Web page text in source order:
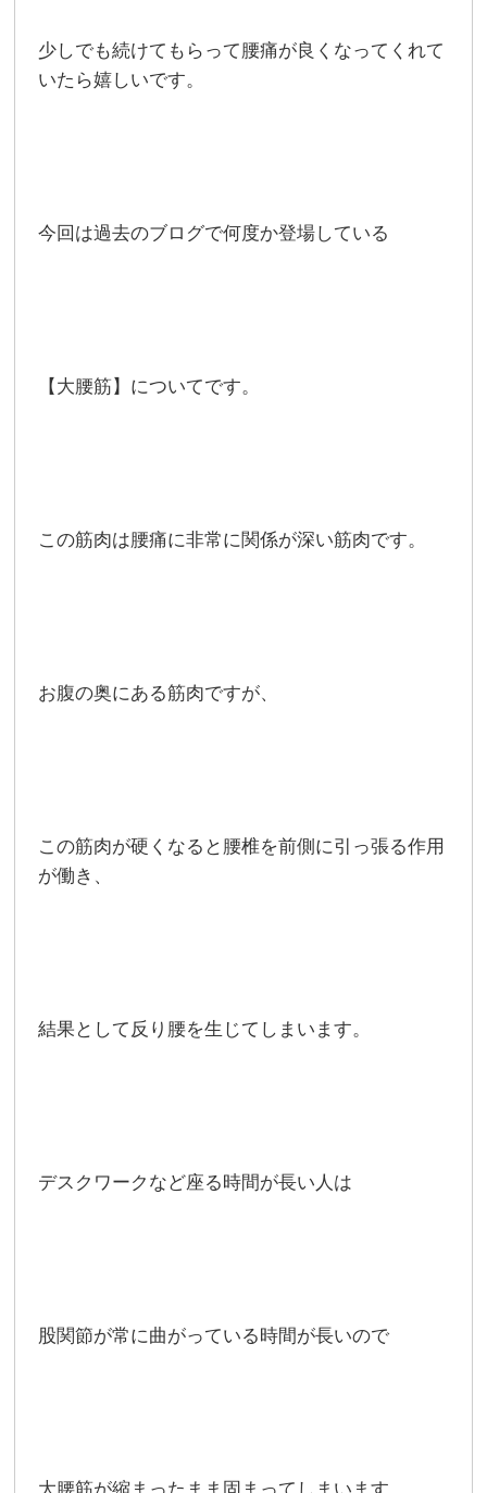
少しでも続けてもらって腰痛が良くなってくれて
いたら嬉しいです。
今回は過去のブログで何度か登場している
【大腰筋】についてです。
この筋肉は腰痛に非常に関係が深い筋肉です。
お腹の奥にある筋肉ですが、
この筋肉が硬くなると腰椎を前側に引っ張る作用
が働き、
結果として反り腰を生じてしまいます。
デスクワークなど座る時間が長い人は
股関節が常に曲がっている時間が長いので